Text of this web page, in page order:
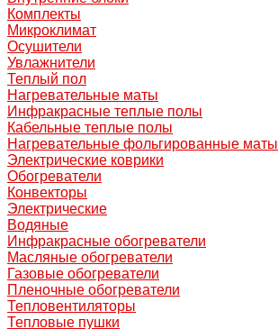
Комплекты
Микроклимат
Осушители
Увлажнители
Теплый пол
Нагревательные маты
Инфракрасные теплые полы
Кабельные теплые полы
Нагревательные фольгированные маты
Электрические коврики
Обогреватели
Конвекторы
Электрические
Водяные
Инфракрасные обогреватели
Масляные обогреватели
Газовые обогреватели
Пленочные обогреватели
Тепловентиляторы
Тепловые пушки